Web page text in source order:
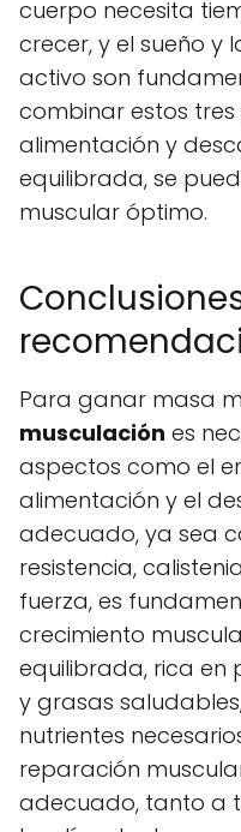
cuerpo necesita
crecer, y el sueño y
activo son
combinar estos
alimentación y
equilibrada, se
muscular óptimo.
Para ganar masa
musculación es
aspectos como el
alimentación y el
adecuado, ya sea
resistencia,
fuerza, es
crecimiento
equilibrada, rica en
y grasas
nutrientes
reparación
adecuado, tanto a